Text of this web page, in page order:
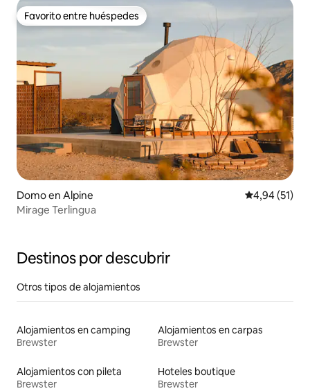
Favorito entre huéspedes
Favorito entre huéspedes
Domo en Alpine Calificación
4,94 (51)
Mirage Terlingua
Destinos por descubrir
Otros tipos de alojamientos
Alojamientos en camping
Brewster
Alojamientos en carpas
Brewster
Alojamientos con pileta
Brewster
Hoteles boutique
Brewster